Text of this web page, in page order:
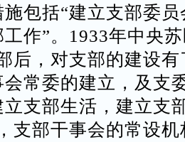
包括“建立支部委
作”。1933年中央
后，对支部的建设
常委的建立，及支
支部生活，建立支
支部干事会的常设